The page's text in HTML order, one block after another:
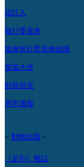
信託人
執行委員會
協會執行委員會組織
愛協大使
財政狀況
周年滙報
– 動物知識 –
《足印》雜誌